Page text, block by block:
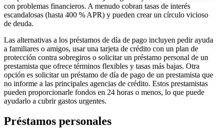
con problemas financieros. A menudo cobran tasas de interés
escandalosas (hasta 400 % APR) y pueden crear un círculo vicioso
de deuda.
Las alternativas a los préstamos de día de pago incluyen pedir ayuda
a familiares o amigos, usar una tarjeta de crédito con un plan de
protección contra sobregiros o solicitar un préstamo personal de un
prestamista que ofrece términos flexibles y tasas más bajas. Otra
opción es solicitar un préstamo de día de pago de un prestamista que
no informe a las principales agencias de crédito. Estos prestamistas
pueden proporcionarle fondos en 24 horas o menos, lo que puede
ayudarlo a cubrir gastos urgentes.
Préstamos personales